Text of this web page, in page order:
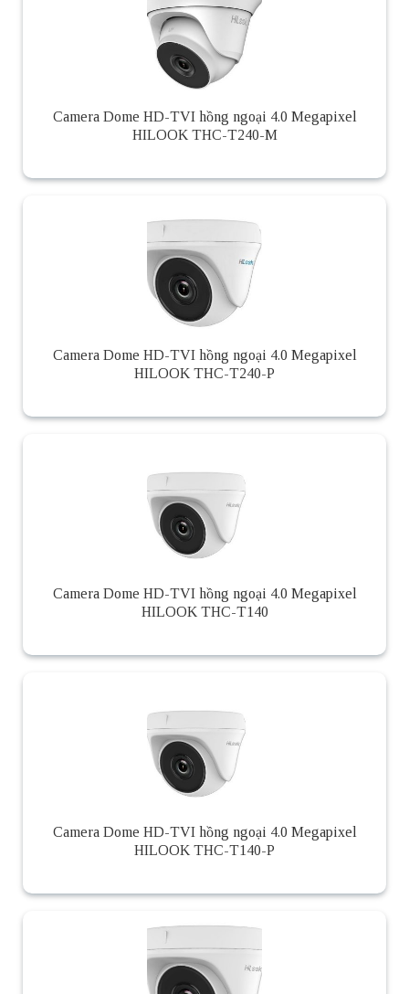
Camera Dome HD-TVI hồng ngoại 4.0 Megapixel
HILOOK THC-T240-M
Camera Dome HD-TVI hồng ngoại 4.0 Megapixel
HILOOK THC-T240-P
Camera Dome HD-TVI hồng ngoại 4.0 Megapixel
HILOOK THC-T140
Camera Dome HD-TVI hồng ngoại 4.0 Megapixel
HILOOK THC-T140-P